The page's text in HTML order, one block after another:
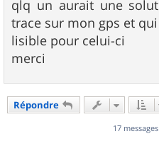
qlq un aurait une
trace sur mon gps et
lisible pour celui-ci
merci
Répondre
17 messages